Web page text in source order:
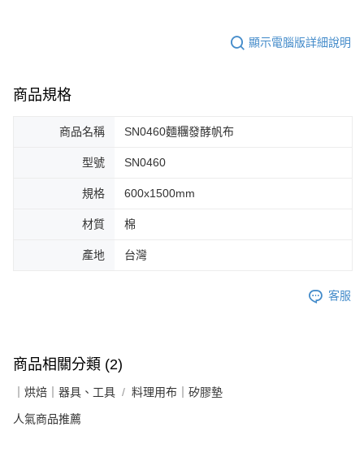
顯示電腦版詳細說明
商品規格
商品名稱 SN0460麵糰發酵帆布
型號 SN0460
規格 600x1500mm
材質 棉
產地 台灣
客服
商品相關分類 (2)
｜烘焙｜器具、工具 料理用布｜矽膠墊
人氣商品推薦